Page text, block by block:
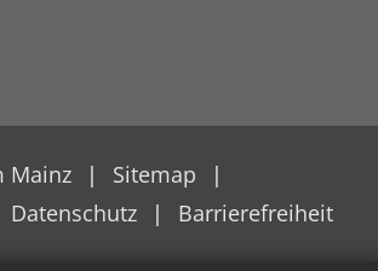
Mainz
Sitemap
Datenschutz Barrierefreiheit